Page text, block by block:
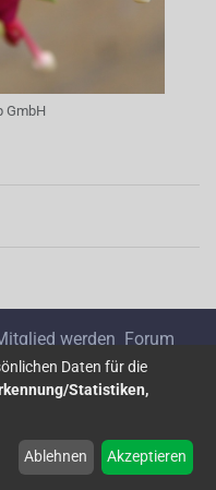
GmbH
werden Forum
Datenschutz
Daten für die
Statistiken,
Ablehnen Akzeptieren